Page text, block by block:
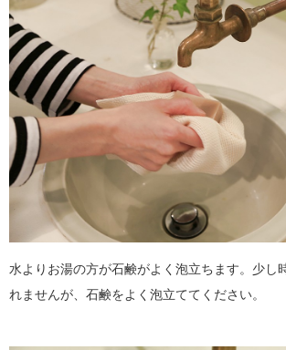
水よりお湯の方が石鹸がよく泡立ちます。少し
れませんが、石鹸をよく泡立ててください。